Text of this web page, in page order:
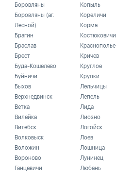
Боровляны
Боровляны (аг.
Лесной)
Брагин
Браслав
Брест
Буда-Кошелево
Буйничи
Быхов
Верхнедвинск
Ветка
Вилейка
Витебск
Волковыск
Воложин
Вороново
Ганцевичи
Копыль
Кореличи
Корма
Костюковичи
Краснополье
Кричев
Круглое
Крупки
Лельчицы
Лепель
Лида
Лиозно
Логойск
Лоев
Лошница
Лунинец
Любань